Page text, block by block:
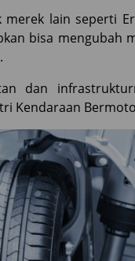
merek lain seperti
bisa mengubah
dan
Kendaraan